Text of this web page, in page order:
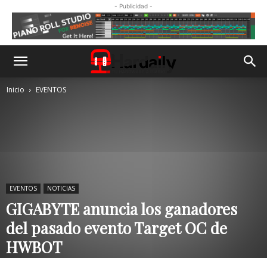
- Publicidad -
Inicio EVENTOS
EVENTOS NOTICIAS
GIGABYTE anuncia los ganadores
del pasado evento Target OC de
HWBOT